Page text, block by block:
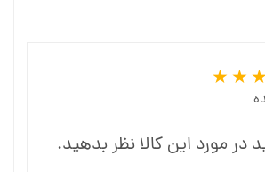
در مورد این کالا نظر بدهید.